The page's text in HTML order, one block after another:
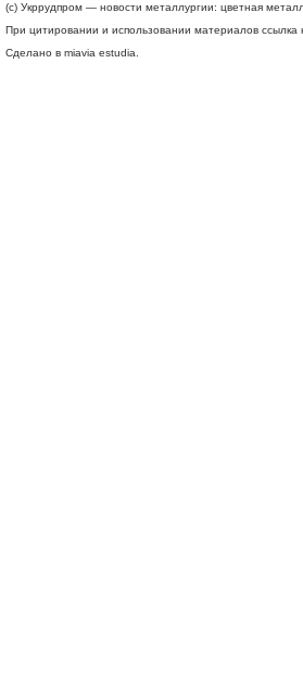
(c) Укррудпром — новости металлургии: цветная
При цитировании и использовании материалов ссылка
Сделано в miavia estudia.